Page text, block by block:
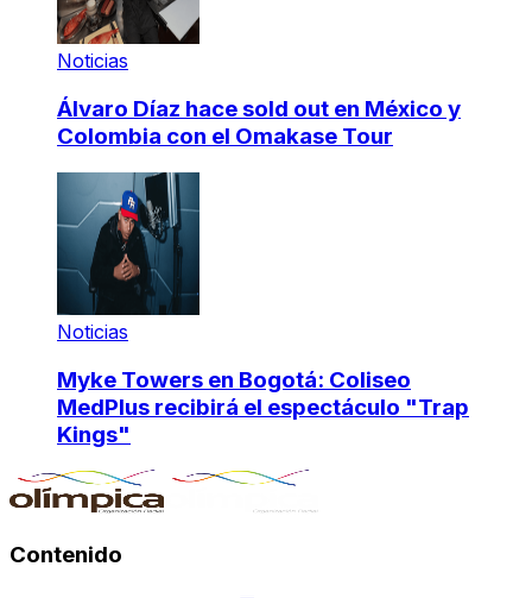
Noticias
Álvaro Díaz hace sold out en México y
Colombia con el Omakase Tour
Noticias
Myke Towers en Bogotá: Coliseo
MedPlus recibirá el espectáculo "Trap
Kings"
Contenido